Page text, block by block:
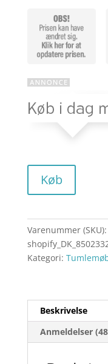
Køb
Varenummer (SKU):
Kategori:
Beskrivelse
Anmeldelser